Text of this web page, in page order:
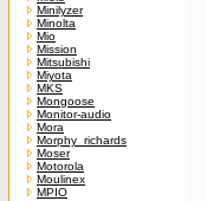
Minilyzer
Minolta
Mio
Mission
Mitsubishi
Miyota
MKS
Mongoose
Monitor-audio
Mora
Morphy_richards
Moser
Motorola
Moulinex
MPIO